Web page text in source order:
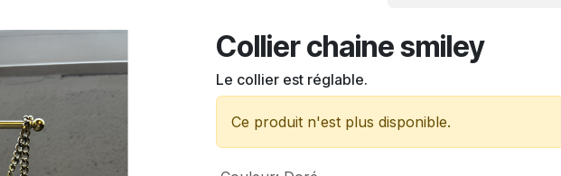
Collier chaine smiley
Le collier est réglable.
Ce produit n'est plus disponible.